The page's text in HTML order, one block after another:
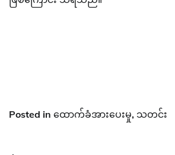
Posted in ထောက်ခံအားပေးမှု, သတင်း